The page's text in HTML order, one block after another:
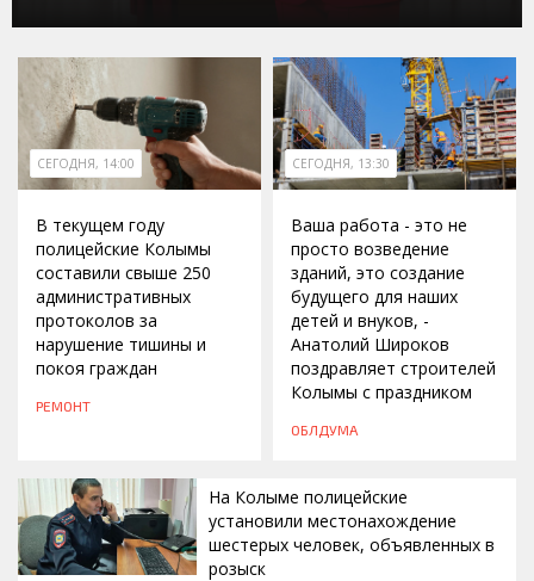
СЕГОДНЯ, 14:00
В текущем году
полицейские Колымы
составили свыше 250
административных
протоколов за
нарушение тишины и
покоя граждан
РЕМОНТ
СЕГОДНЯ, 13:30
Ваша работа - это не
просто возведение
зданий, это создание
будущего для наших
детей и внуков, -
Анатолий Широков
поздравляет строителей
Колымы с праздником
ОБЛДУМА
На Колыме полицейские
установили местонахождение
шестерых человек, объявленных в
розыск